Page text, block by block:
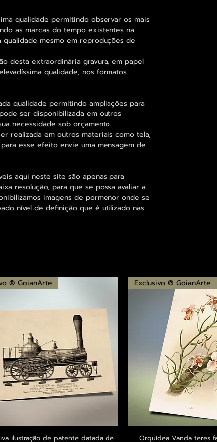
qualidade permitindo observar os mais
as marcas do tempo existentes na
qualidade mesmo em reproduções de
desta extraordinária gravura, em papel
qualidade, nos formatos
qualidade permitindo ampliações para
ser disponibilizada em outros
necessidade sob orçamento.
realizada em outros materiais como tela,
esse efeito envie uma mensagem de
aqui neste site são apenas para
resolução, para que se possa avaliar a
imagens de pormenor onde se
nível de definição que é utilizado nas
Visualização rápida
® GoianArte
ilustração de patente datada de
Visualização
Exclusivo ® GoianArte
Orquídea Vanda teres